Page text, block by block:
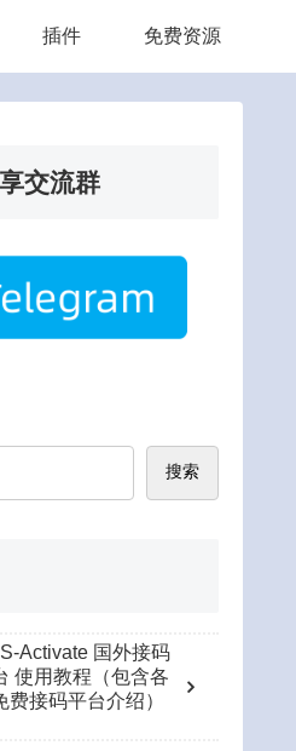
插件 免费资源
交流群
搜索
Activate 国外接码
使用教程（包含各
费接码平台介绍）